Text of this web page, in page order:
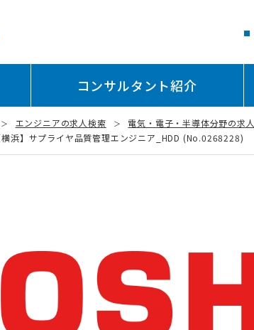
コンサルタント紹介
エンジニアの求人検索 電気・電子・半導体分野の求人
浜】サプライヤ品質管理エンジニア_HDD (No.0268228)